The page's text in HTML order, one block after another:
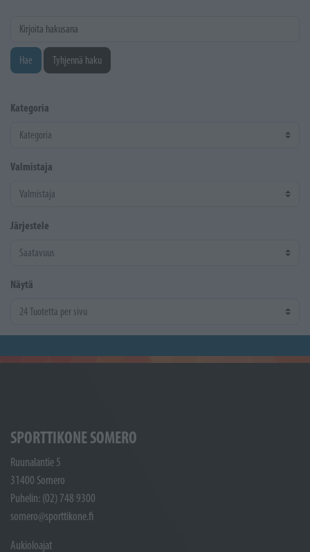
Kirjoita hakusana
Hae Tyhjennä haku
Kategoria
Valmistaja
Järjestele
Näytä
SPORTTIKONE SOMERO
Ruunalantie 5
31400 Somero
Puhelin: (02) 748 9300
somero@sporttikone.fi
Aukioloajat